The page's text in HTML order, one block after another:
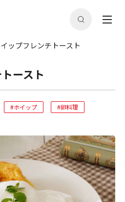
ップフレンチトースト
ースト
#ホイップ
#卵料理